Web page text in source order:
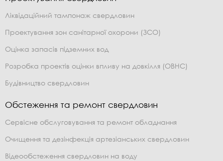
Ліквідаційний тампонаж свердловин
Проектування зон санітарної охорони (ЗСО)
Оцінка запасів підземних вод
Розробка проектів оцінки впливу на довкілля (ОВНС)
Будівництво свердловин
Обстеження та ремонт свердловин
Сервісне обслуговування та ремонт обладнання
Очищення та дезінфекція артезіанських свердловин
Відеообстеження свердловин на воду